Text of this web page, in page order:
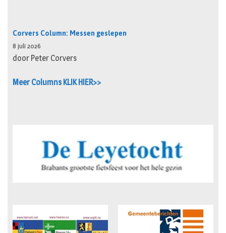
Corvers Column: Messen geslepen
8 juli 2026
door Peter Corvers
Meer Columns KLIK HIER>>